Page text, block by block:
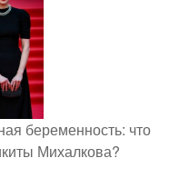
беременность: что
Михалкова?